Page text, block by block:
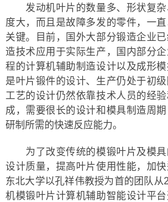
发动机叶片的数量多、形状复杂
度大，而且是故障多发的零件，一
关键。目前，国外大部分锻造企业
造技术应用于实际生产，国内部分
程的计算机辅助制造设计以及成形
是叶片锻件的设计、生产仍处于初
工艺的设计仍然依靠技术人员的经
成，需要很长的设计和模具制造周
研制所需的快速反应能力。
为了改变传统的模锻叶片及模具
设计质量，提高叶片使用性能，加快
东北大学以孔祥伟教授为首的团队从
机模锻叶片计算机辅助智能设计平